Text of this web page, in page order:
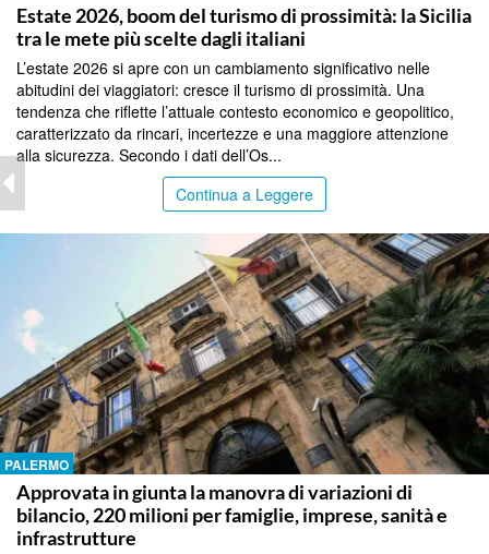
Estate 2026, boom del turismo di prossimità: la Sicilia
tra le mete più scelte dagli italiani
L’estate 2026 si apre con un cambiamento significativo nelle
abitudini dei viaggiatori: cresce il turismo di prossimità. Una
tendenza che riflette l’attuale contesto economico e geopolitico,
caratterizzato da rincari, incertezze e una maggiore attenzione
alla sicurezza. Secondo i dati dell’Os...
Continua a Leggere
PALERMO
Approvata in giunta la manovra di variazioni di
bilancio, 220 milioni per famiglie, imprese, sanità e
infrastrutture